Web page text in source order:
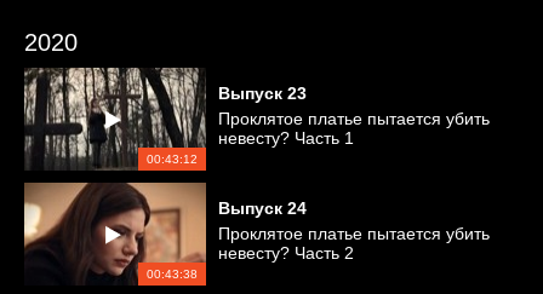
2020
00:43:12
Выпуск 23
Проклятое платье пытается убить
невесту? Часть 1
00:43:38
Выпуск 24
Проклятое платье пытается убить
невесту? Часть 2